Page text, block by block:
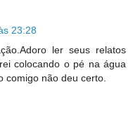
23:28
ler seus relatos
colocando o pé na água
comigo não deu certo.